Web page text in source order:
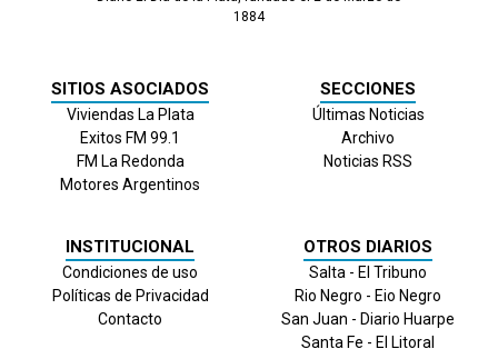
1884
SITIOS ASOCIADOS
Viviendas La Plata
Exitos FM 99.1
FM La Redonda
Motores Argentinos
SECCIONES
Últimas Noticias
Archivo
Noticias RSS
INSTITUCIONAL
Condiciones de uso
Políticas de Privacidad
Contacto
OTROS DIARIOS
Salta - El Tribuno
Rio Negro - Eio Negro
San Juan - Diario Huarpe
Santa Fe - El Litoral